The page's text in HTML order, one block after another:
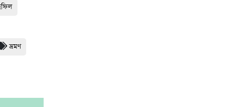
ভ্রমণ